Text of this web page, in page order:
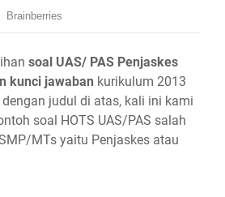
soal UAS/ PAS Penjaskes
kunci jawaban kurikulum 2013
judul di atas, kali ini kami
soal HOTS UAS/PAS salah
MTs yaitu Penjaskes atau